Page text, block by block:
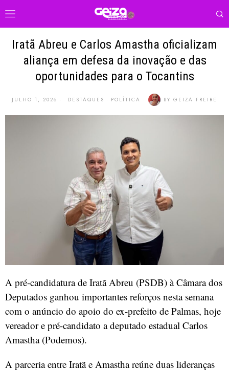
Iratã Abreu e Carlos Amastha oficializam
aliança em defesa da inovação e das
oportunidades para o Tocantins
JULHO 1, 2026 DESTAQUES · POLÍTICA BY GEIZA FREIRE
A pré-candidatura de Iratã Abreu (PSDB) à Câmara dos
Deputados ganhou importantes reforços nesta semana
com o anúncio do apoio do ex-prefeito de Palmas, hoje
vereador e pré-candidato a deputado estadual Carlos
Amastha (Podemos).
A parceria entre Iratã e Amastha reúne duas lideranças